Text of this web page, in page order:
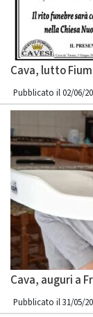
Cava, lutto
Pubblicato il 02/06/
Cava, auguri a
Pubblicato il 31/05/